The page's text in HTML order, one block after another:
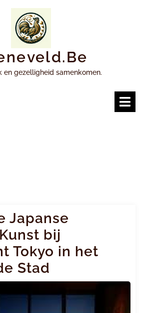
en gezelligheid samenkomen.
Japanse
bij
Tokyo in het
Stad